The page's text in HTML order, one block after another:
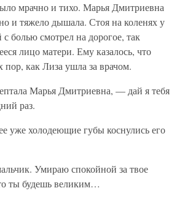
мрачно и тихо. Марья Дмитриевна
и тяжело дышала. Стоя на коленях у
болью смотрел на дорогое, так
лицо матери. Ему казалось, что
пор, как Лиза ушла за врачом.
Марья Дмитриевна, — дай я тебя
раз.
уже холодеющие губы коснулись его
Умираю спокойной за твое
ты будешь великим…